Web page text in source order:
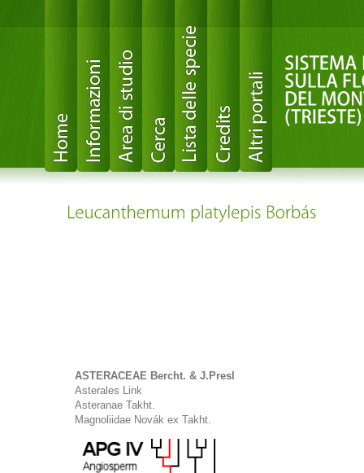
ASTERACEAE Bercht. & J.Presl
Asterales Link
Asteranae Takht.
Magnoliidae Novák ex Takht.